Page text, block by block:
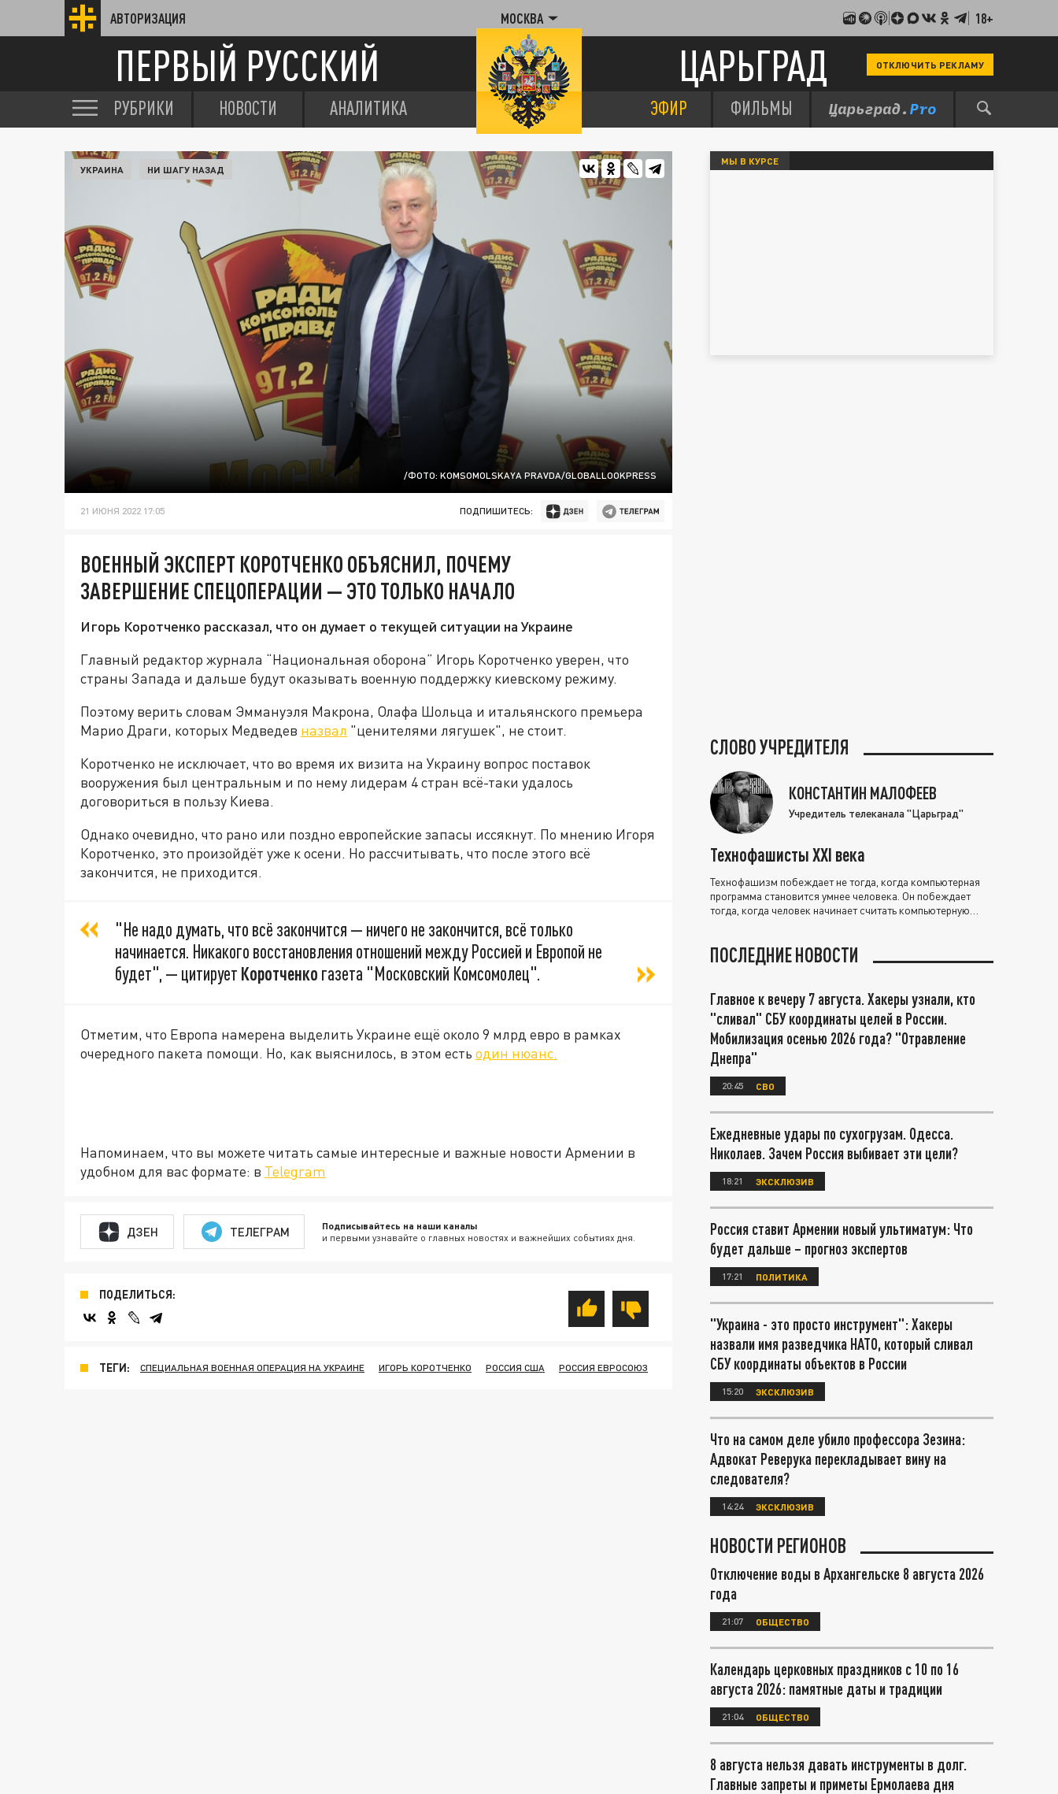
АВТОРИЗАЦИЯ МОСКВА 18+
ПЕРВЫЙ РУССКИЙ ЦАРЬГРАД ОТКЛЮЧИТЬ РЕКЛАМУ
РУБРИКИ НОВОСТИ АНАЛИТИКА ЭФИР ФИЛЬМЫ
/ФОТО: KOMSOMOLSKAYA PRAVDA/GLOBALLOOKPRESS
УКРАИНА НИ ШАГУ НАЗАД
21 ИЮНЯ 2022 17:05 ПОДПИШИТЕСЬ:
ВОЕННЫЙ ЭКСПЕРТ КОРОТЧЕНКО ОБЪЯСНИЛ, ПОЧЕМУ
ЗАВЕРШЕНИЕ СПЕЦОПЕРАЦИИ — ЭТО ТОЛЬКО НАЧАЛО
Игорь Коротченко рассказал, что он думает о текущей ситуации на Украине
Главный редактор журнала “Национальная оборона” Игорь Коротченко уверен, что
страны Запада и дальше будут оказывать военную поддержку киевскому режиму.
Поэтому верить словам Эммануэля Макрона, Олафа Шольца и итальянского премьера
Марио Драги, которых Медведев назвал "ценителями лягушек", не стоит.
Коротченко не исключает, что во время их визита на Украину вопрос поставок
вооружения был центральным и по нему лидерам 4 стран всё-таки удалось
договориться в пользу Киева.
Однако очевидно, что рано или поздно европейские запасы иссякнут. По мнению Игоря
Коротченко, это произойдёт уже к осени. Но рассчитывать, что после этого всё
закончится, не приходится.
"Не надо думать, что всё закончится — ничего не закончится, всё только
начинается. Никакого восстановления отношений между Россией и Европой не
будет", — цитирует Коротченко газета "Московский Комсомолец".
Отметим, что Европа намерена выделить Украине ещё около 9 млрд евро в рамках
очередного пакета помощи. Но, как выяснилось, в этом есть один нюанс.
Напоминаем, что вы можете читать самые интересные и важные новости Армении в
удобном для вас формате: в Telegram
ДЗЕН ТЕЛЕГРАМ Подписывайтесь на наши каналы
и первыми узнавайте о главных новостях и важнейших событиях дня.
ПОДЕЛИТЬСЯ:
ТЕГИ: СПЕЦИАЛЬНАЯ ВОЕННАЯ ОПЕРАЦИЯ НА УКРАИНЕ ИГОРЬ КОРОТЧЕНКО РОССИЯ США РОССИЯ ЕВРОСОЮЗ
МЫ В КУРСЕ
СЛОВО УЧРЕДИТЕЛЯ
КОНСТАНТИН МАЛОФЕЕВ
Учредитель телеканала "Царьград"
Технофашисты XXI века
Технофашизм побеждает не тогда, когда компьютерная
программа становится умнее человека. Он побеждает
тогда, когда человек начинает считать компьютерную
ПОСЛЕДНИЕ НОВОСТИ
Главное к вечеру 7 августа. Хакеры узнали, кто
"сливал" СБУ координаты целей в России.
Мобилизация осенью 2026 года? "Отравление
Днепра"
20:45 СВО
Ежедневные удары по сухогрузам. Одесса.
Николаев. Зачем Россия выбивает эти цели?
18:21 ЭКСКЛЮЗИВ
Россия ставит Армении новый ультиматум: Что
будет дальше – прогноз экспертов
17:21 ПОЛИТИКА
"Украина - это просто инструмент": Хакеры
назвали имя разведчика НАТО, который сливал
СБУ координаты объектов в России
15:20 ЭКСКЛЮЗИВ
Что на самом деле убило профессора Зезина:
Адвокат Реверука перекладывает вину на
следователя?
14:24 ЭКСКЛЮЗИВ
НОВОСТИ РЕГИОНОВ
Отключение воды в Архангельске 8 августа 2026
года
21:07 ОБЩЕСТВО
Календарь церковных праздников с 10 по 16
августа 2026: памятные даты и традиции
21:04 ОБЩЕСТВО
8 августа нельзя давать инструменты в долг.
Главные запреты и приметы Ермолаева дня